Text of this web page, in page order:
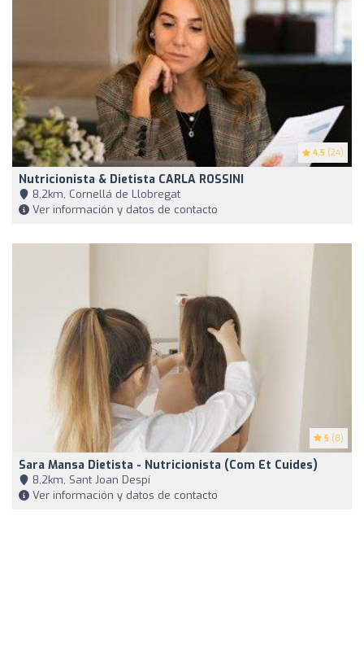
4.5 (24)
Nutricionista & Dietista CARLA ROSSINI
8,2km, Cornellá de Llobregat
Ver información y datos de contacto
5 (8)
Sara Mansa Dietista - Nutricionista (Com Et Cuides)
8,2km, Sant Joan Despí
Ver información y datos de contacto